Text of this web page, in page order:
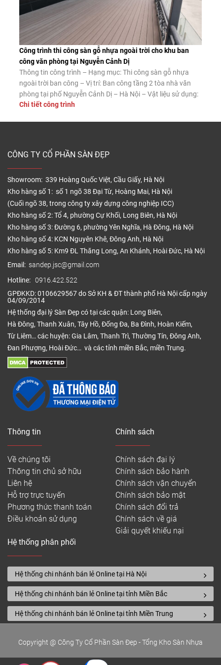
Công trình thi công sàn gỗ nhựa ngoài trời cho khu ban
công văn phòng tại Nguyễn Cảnh Dị
Thông tin công trình – Hạng mục: Thi công sàn gỗ nhựa
ngoài trời ban công – Vị trí: Ban công tầng 2 tòa nhà văn
phòng tại phố Nguyễn Cảnh Dị – Hà Nội – Vật liệu sử dụng:
Sàn gỗ nhựa ngoài trời Tecwood mã MS140K25 màu Coffee
Chi tiết công trình
CÔNG TY CỔ PHẦN SÀN ĐẸP
Showroom: 339 Hoàng Quốc Việt, Cầu Giấy, Hà Nội
Kho hàng số 1: số 1 ngõ 38 Đại Từ, Hoàng Mai, Hà Nội
(Cuối ngõ 38, trong công ty xây dựng công nghiệp ICC)
Kho hàng số 2: Tổ 4, phường Cự Khối, Long Biên, Hà Nội
Kho hàng số 3: Đường 6, phường Yên Nghĩa, Hà Đông, Hà Nội
Kho hàng số 4: KCN Nguyên Khê, Đông Anh, Hà Nội
Kho hàng số 5: Km9 ĐL Thăng Long, An Khánh, Hoài Đức, Hà Nội
Email: sandep.jsc@gmail.com
Hotline: 0916.422.522
GPĐKKD: 0106629567 do Sở KH & ĐT thành phố Hà Nội cấp ngày
04/09/2014
Hệ thống đại lý Sàn Đẹp có tại các quận: Long Biên,
Hà Đông, Thanh Xuân, Tây Hồ, Đống Đa, Ba Đình, Hoàn Kiếm,
Từ Liêm… các huyện: Gia Lâm, Thanh Trì, Thường Tín, Đông Anh,
Đan Phượng, Hoài Đức… và các tỉnh miền Bắc, miền Trung.
Thông tin
Về chúng tôi
Thông tin chủ sở hữu
Liên hệ
Hỗ trợ trực tuyến
Phương thức thanh toán
Điều khoản sử dụng
Chính sách
Chính sách đại lý
Chính sách bảo hành
Chính sách vận chuyển
Chính sách bảo mật
Chính sách đổi trả
Chính sách về giá
Giải quyết khiếu nại
Hệ thống phân phối
Hệ thống chi nhánh bán lẻ Online tại Hà Nội
Hệ thống chi nhánh bán lẻ Online tại tỉnh Miền Bắc
Hệ thống chi nhánh bán lẻ Online tại tỉnh Miền Trung
Copyright @ Công Ty Cổ Phần Sàn Đẹp - Tổng Kho Sàn Nhựa